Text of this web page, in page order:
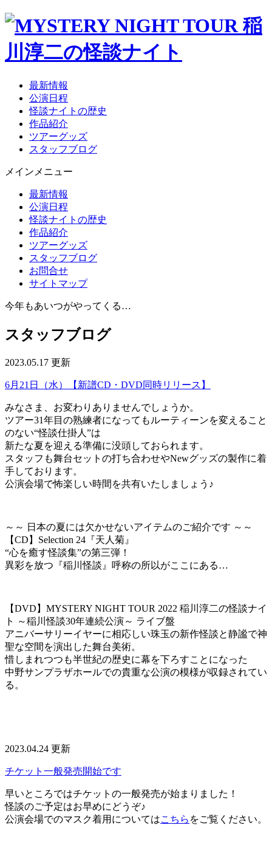
最新情報
公演日程
怪談ナイトの歴史
作品紹介
ツアーグッズ
スタッフブログ
メインメニュー
最新情報
公演日程
怪談ナイトの歴史
作品紹介
ツアーグッズ
スタッフブログ
お問合せ
サイトマップ
今年もあいつがやってくる…
スタッフブログ
2023.05.17 更新
6月21日（水）【新譜CD・DVD同時リリース】
みなさま、お変わりありませんでしょうか。
ツアー31年目の熟練者になってもルーティーンを変えること
のない“怪談仕掛人”は
新たな夏を迎える準備に没頭しておられます。
スタッフも舞台セットの打ち合わせやNewグッズの製作に着
手しております。
公演会場で怖楽しい時間を共有いたしましょう♪
～～ 日本の夏には欠かせないアイテムのご紹介です ～～
【CD】Selection 24『天人菊』
“心を癒す怪談集”の第三弾！
異彩を放つ『稲川怪談』呼称の所以がここにある…
【DVD】MYSTERY NIGHT TOUR 2022 稲川淳二の怪談ナイ
ト ～稲川怪談30年連続公演～ ライブ盤
アニバーサリーイヤーに相応しい珠玉の新作怪談と静謐で神
聖な空間を演出した舞台美術。
惜しまれつつも半世紀の歴史に幕を下ろすことになった
中野サンプラザホールでの貴重な公演の模様が収録されてい
る。
2023.04.24 更新
チケット一般発売開始です
早いところではチケットの一般発売が始まりました！
怪談のご予定はお早めにどうぞ♪
公演会場でのマスク着用についてはこちら をご覧ください。